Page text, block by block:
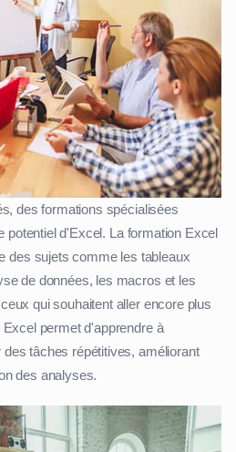
des formations spécialisées
potentiel d'Excel. La formation Excel
des sujets comme les tableaux
de données, les macros et les
qui souhaitent aller encore plus
permet d'apprendre à
tâches répétitives, améliorant
des analyses.